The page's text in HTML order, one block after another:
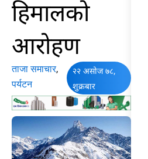
हिमालको
आरोहण
ताजा समाचार,
पर्यटन
२२ असोज ७८,
शुक्रबार